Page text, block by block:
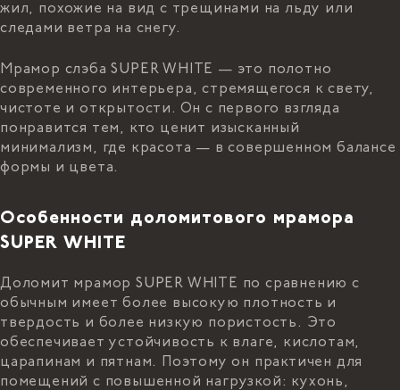
жил, похожие на вид с трещинами на льду или
следами ветра на снегу.
Мрамор слэба SUPER WHITE — это полотно
современного интерьера, стремящегося к свету,
чистоте и открытости. Он с первого взгляда
понравится тем, кто ценит изысканный
минимализм, где красота — в совершенном балансе
формы и цвета.
Особенности доломитового мрамора
SUPER WHITE
Доломит мрамор SUPER WHITE по сравнению с
обычным имеет более высокую плотность и
твердость и более низкую пористость. Это
обеспечивает устойчивость к влаге, кислотам,
царапинам и пятнам. Поэтому он практичен для
помещений с повышенной нагрузкой: кухонь,